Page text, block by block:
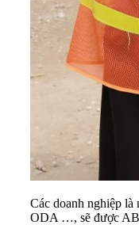
Các doanh nghiệp
ODA …, sẽ được